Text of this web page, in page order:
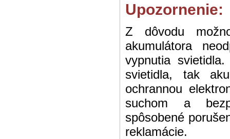
Upozornenie:
Z dôvodu
akumulátora
vypnutia
svietidla, tak
ochrannou
suchom a
spôsobené
reklamácie.